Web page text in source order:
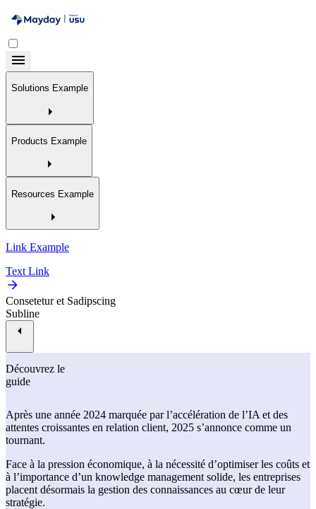
Solutions Example
Products Example
Resources Example
Link Example
Text Link
Consetetur et Sadipscing
Subline
Découvrez le
guide
Après une année 2024 marquée par l’accélération de l’IA et des
attentes croissantes en relation client, 2025 s’annonce comme un
tournant.
Face à la pression économique, à la nécessité d’optimiser les coûts et
à l’importance d’un knowledge management solide, les entreprises
placent désormais la gestion des connaissances au cœur de leur
stratégie.